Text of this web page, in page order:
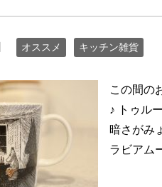
オススメ キッチン雑貨
この間の
♪ トゥル
暗さがみ
ラビアム